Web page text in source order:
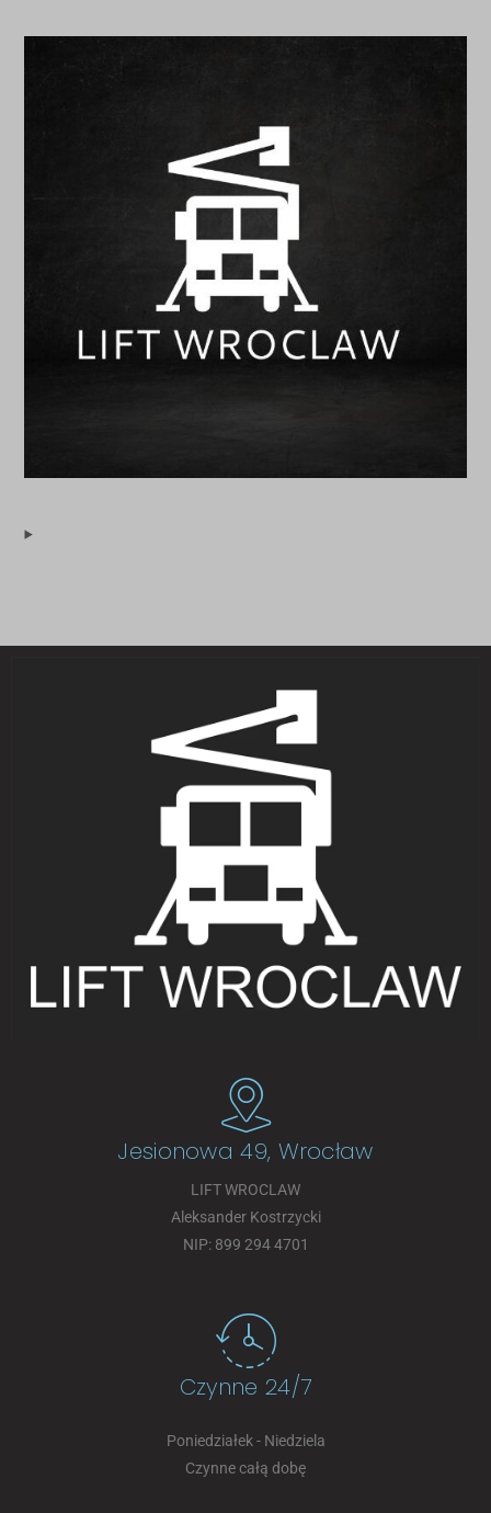
Jesionowa 49, Wrocław
LIFT WROCLAW
Aleksander Kostrzycki
NIP: 899 294 4701
Czynne 24/7
Poniedziałek - Niedziela
Czynne całą dobę